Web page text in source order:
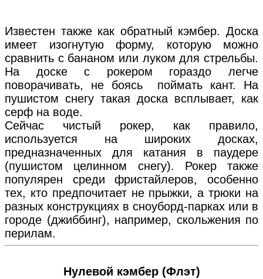
Известен также как обратный кэмбер. Доска
имеет изогнутую форму, которую можно
сравнить с бананом или луком для стрельбы.
На доске с рокером гораздо легче
поворачивать, не боясь поймать кант. На
пушистом снегу такая доска всплывает, как
серф на воде.
Сейчас чистый рокер, как правило,
используется на широких досках,
предназначенных для катания в паудере
(пушистом целинном снегу). Рокер также
популярен среди фристайлеров, особенно
тех, кто предпочитает не прыжки, а трюки на
разных конструкциях в сноуборд-парках или в
городе (джиббинг), например, скольжения по
перилам.
Нулевой кэмбер (Флэт)